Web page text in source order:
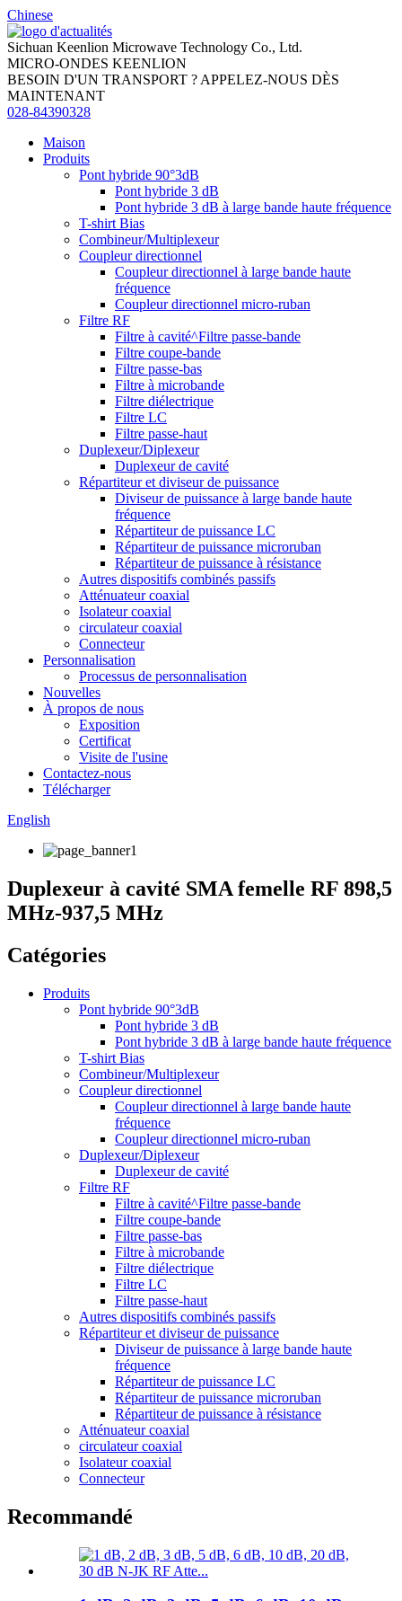
Chinese
Sichuan Keenlion Microwave Technology Co., Ltd.
MICRO-ONDES KEENLION
BESOIN D'UN TRANSPORT ? APPELEZ-NOUS DÈS
MAINTENANT
028-84390328
Maison
Produits
Pont hybride 90°3dB
Pont hybride 3 dB
Pont hybride 3 dB à large bande haute fréquence
T-shirt Bias
Combineur/Multiplexeur
Coupleur directionnel
Coupleur directionnel à large bande haute
fréquence
Coupleur directionnel micro-ruban
Filtre RF
Filtre à cavité^Filtre passe-bande
Filtre coupe-bande
Filtre passe-bas
Filtre à microbande
Filtre diélectrique
Filtre LC
Filtre passe-haut
Duplexeur/Diplexeur
Duplexeur de cavité
Répartiteur et diviseur de puissance
Diviseur de puissance à large bande haute
fréquence
Répartiteur de puissance LC
Répartiteur de puissance microruban
Répartiteur de puissance à résistance
Autres dispositifs combinés passifs
Atténuateur coaxial
Isolateur coaxial
circulateur coaxial
Connecteur
Personnalisation
Processus de personnalisation
Nouvelles
À propos de nous
Exposition
Certificat
Visite de l'usine
Contactez-nous
Télécharger
English
Duplexeur à cavité SMA femelle RF 898,5
MHz-937,5 MHz
Catégories
Produits
Pont hybride 90°3dB
Pont hybride 3 dB
Pont hybride 3 dB à large bande haute fréquence
T-shirt Bias
Combineur/Multiplexeur
Coupleur directionnel
Coupleur directionnel à large bande haute
fréquence
Coupleur directionnel micro-ruban
Duplexeur/Diplexeur
Duplexeur de cavité
Filtre RF
Filtre à cavité^Filtre passe-bande
Filtre coupe-bande
Filtre passe-bas
Filtre à microbande
Filtre diélectrique
Filtre LC
Filtre passe-haut
Autres dispositifs combinés passifs
Répartiteur et diviseur de puissance
Diviseur de puissance à large bande haute
fréquence
Répartiteur de puissance LC
Répartiteur de puissance microruban
Répartiteur de puissance à résistance
Atténuateur coaxial
circulateur coaxial
Isolateur coaxial
Connecteur
Recommandé